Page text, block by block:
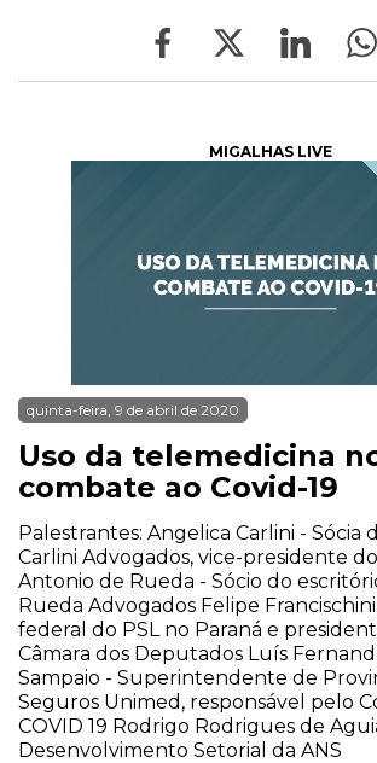
MIGALHAS LIVE
quinta-feira, 9 de abril de 2020
Uso da telemedicina
combate ao Covid-19
Palestrantes: Angelica Carlini - Sócia
Carlini Advogados, vice-presidente
Antonio de Rueda - Sócio do
Rueda Advogados Felipe
federal do PSL no Paraná e
Câmara dos Deputados Luís
Sampaio - Superintendente de
Seguros Unimed, responsável pelo
COVID 19 Rodrigo Rodrigues de
Desenvolvimento Setorial da ANS